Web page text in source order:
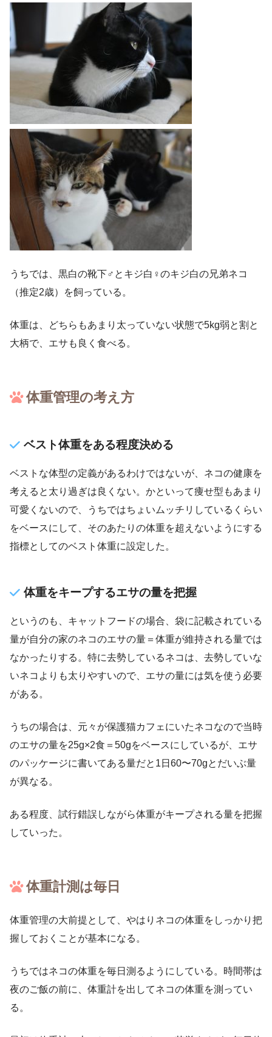
うちでは、黒白の靴下♂とキジ白♀のキジ白の兄弟ネコ
（推定2歳）を飼っている。
体重は、どちらもあまり太っていない状態で5kg弱と割と
大柄で、エサも良く食べる。
体重管理の考え方
ベスト体重をある程度決める
ベストな体型の定義があるわけではないが、ネコの健康を
考えると太り過ぎは良くない。かといって痩せ型もあまり
可愛くないので、うちではちょいムッチリしているくらい
をベースにして、そのあたりの体重を超えないようにする
指標としてのベスト体重に設定した。
体重をキープするエサの量を把握
というのも、キャットフードの場合、袋に記載されている
量が自分の家のネコのエサの量＝体重が維持される量では
なかったりする。特に去勢しているネコは、去勢していな
いネコよりも太りやすいので、エサの量には気を使う必要
がある。
うちの場合は、元々が保護猫カフェにいたネコなので当時
のエサの量を25g×2食＝50gをベースにしているが、エサ
のパッケージに書いてある量だと1日60〜70gとだいぶ量
が異なる。
ある程度、試行錯誤しながら体重がキープされる量を把握
していった。
体重計測は毎日
体重管理の大前提として、やはりネコの体重をしっかり把
握しておくことが基本になる。
うちではネコの体重を毎日測るようにしている。時間帯は
夜のご飯の前に、体重計を出してネコの体重を測ってい
る。